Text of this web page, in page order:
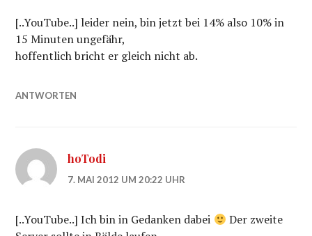
[..YouTube..] leider nein, bin jetzt bei 14% also 10% in
15 Minuten ungefähr,
hoffentlich bricht er gleich nicht ab.
ANTWORTEN
hoTodi
7. MAI 2012 UM 20:22 UHR
[..YouTube..] Ich bin in Gedanken dabei
Der zweite